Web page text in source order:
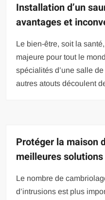
Installation d’un
avantages et
Le bien-être, soit la
majeure pour tout le
spécialités d’une salle
autres atouts découlent
Protéger la maison
meilleures solutions
Le nombre de
d’intrusions est plus